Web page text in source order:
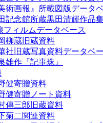
美術画報』所載図版データ
記念館所蔵黒田清輝作品
フィルムデータベース
柳蔵旧蔵資料
社旧蔵写真資料データベ
雄作『記事珠』
健寄贈資料
健寄贈ノート資料
傳三郎旧蔵資料
菊二関連資料